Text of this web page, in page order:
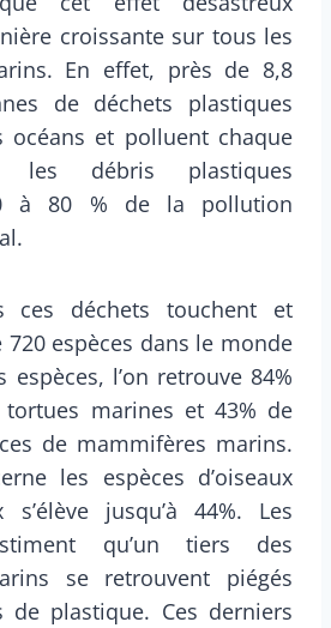
croissante sur tous les
En effet, près de 8,8
de déchets plastiques
océans et polluent chaque
les débris plastiques
à 80 % de la pollution
ces déchets touchent et
espèces dans le monde
espèces, l’on retrouve 84%
tortues marines et 43% de
de mammifères marins.
les espèces d’oiseaux
jusqu’à 44%. Les
qu’un tiers des
se retrouvent piégés
de plastique. Ces derniers